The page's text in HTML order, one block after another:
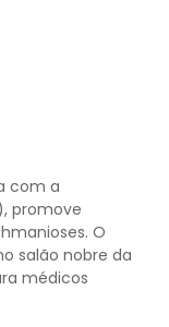
com a
promove
O
salão nobre da
médicos